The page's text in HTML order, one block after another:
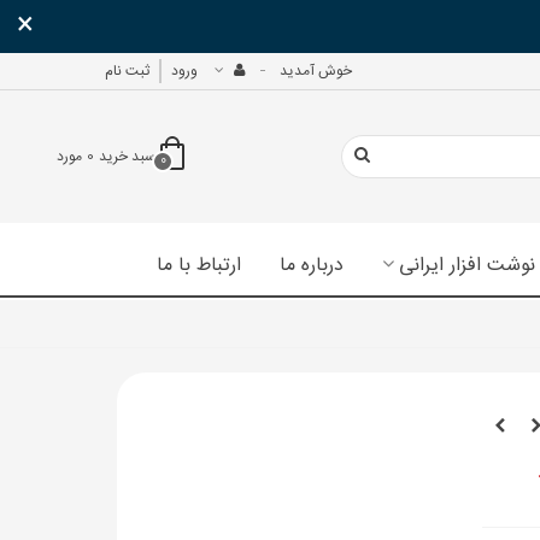
×
خوش آمدید ورود ثبت نام
0سبد خرید 0 مورد
نوشت افزار ایرانی درباره ما ارتباط با ما